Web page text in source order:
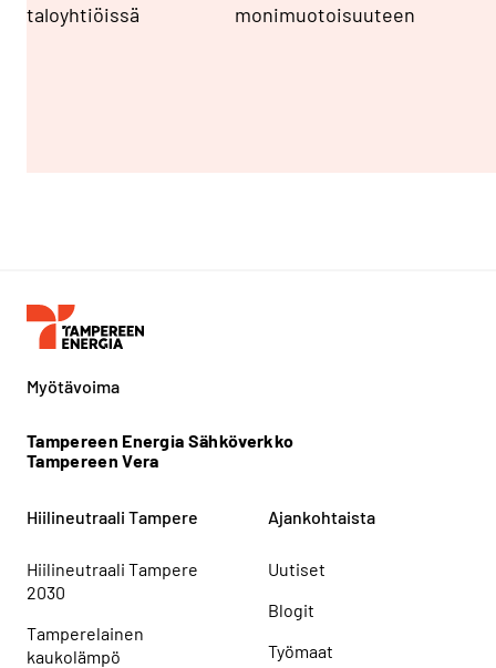
taloyhtiöissä
monimuotoisuuteen
Myötävoima
Tampereen Energia Sähköverkko
Tampereen Vera
Hiilineutraali Tampere
Hiilineutraali Tampere
2030
Tamperelainen
kaukolämpö
Ajankohtaista
Uutiset
Blogit
Työmaat